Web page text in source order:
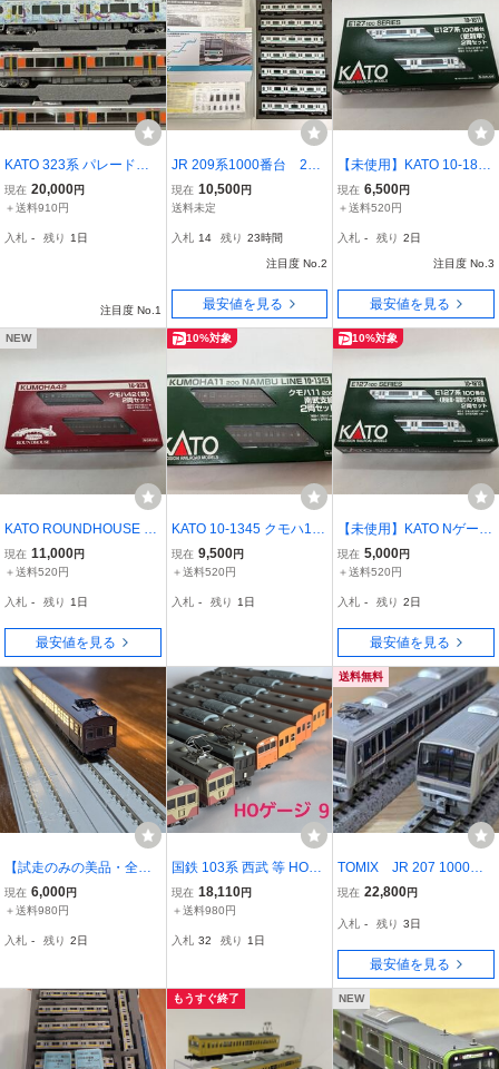
KATO 323系 パレードト
レイン 10-1998 10-1999
大阪環状線
現在 20,000円
＋送料910円
入札 - 残り 1日
注目度 No.1
JR 209系1000番台 209-
1000 常磐線 通勤電車
基本セット増結セット 1
OMIX 98277 98278 鉄道
模型 Nゲージ
現在 10,500円
送料未定
入札 14 残り 23時間
注目度 No.2
最安値を見る
【未使用】KATO 10-1811
E127系100番台 (更新車)
2両セット Nゲージ
現在 6,500円
＋送料520円
入札 - 残り 2日
注目度 No.3
最安値を見る
NEW
KATO ROUNDHOUSE 10
-939 クモハ42(茶) 2両セ
ット Nゲージ
現在 11,000円
＋送料520円
入札 - 残り 1日
最安値を見る
10%対象
KATO 10-1345 クモハ11
200 南武支線 2両セット
Nゲージ
現在 9,500円
＋送料520円
入札 - 残り 1日
10%対象
【未使用】KATO Nゲージ
E127系100番台 (更新
車・霜取りパンタ搭載) 2
現在 5,000円
＋送料520円
入札 - 残り 2日
最安値を見る
【試走のみの美品・全車
両室内灯付き・パーツは
未設置！】 TOMIX 99206
ット！
現在 6,000円
＋送料980円
入札 - 残り 2日
国鉄 103系 西武 等 HOゲ
ージ ジャンク品 9両 中央
線色
現在 18,110円
＋送料980円
入札 32 残り 1日
送料無料
TOMIX JR 207 1000系
通勤電車(転落防止幌付)セ
8837
現在 22,800円
入札 - 残り 3日
最安値を見る
もうすぐ終了 NEW